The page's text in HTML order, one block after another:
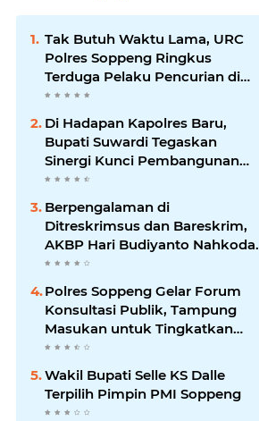
Tak Butuh Waktu Lama, URC
Polres Soppeng Ringkus
Terduga Pelaku Pencurian di
Liliriaja
Di Hadapan Kapolres Baru,
Bupati Suwardi Tegaskan
Sinergi Kunci Pembangunan
Soppeng
Berpengalaman di
Ditreskrimsus dan Bareskrim,
AKBP Hari Budiyanto Nahkodai
Polres Soppeng
Polres Soppeng Gelar Forum
Konsultasi Publik, Tampung
Masukan untuk Tingkatkan
Pelayanan
Wakil Bupati Selle KS Dalle
Terpilih Pimpin PMI Soppeng